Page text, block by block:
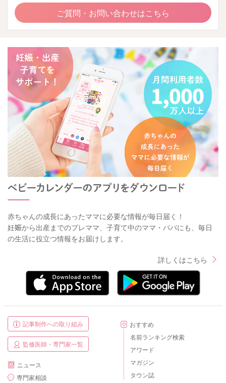
ご質問・お問い合わせはこちら
赤ちゃんの成長にあったママに必要な情報が毎日届く！
妊娠から出産までのプレママ、子育て中のママ・パパにも、毎日
の生活に役立つ情報をお届けします。
詳しくはこちら
記事制作への取り組み
監修医師・専門家一覧
ニュース
専門家相談
おすすめ
名前ランキング検索
アワード
マガジン
タウン誌